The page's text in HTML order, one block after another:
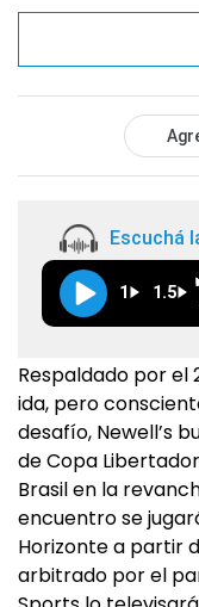
Escuchá
1 1.5
Respaldado por el
ida, pero
desafío, Newell’s
de Copa
Brasil en la
encuentro se
Horizonte a partir
arbitrado por el